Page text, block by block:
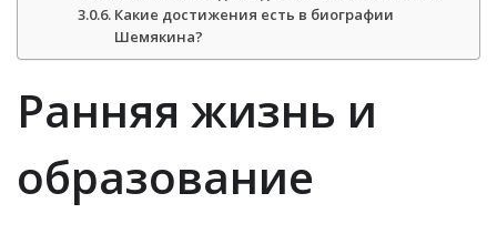
Какие достижения есть в биографии
Шемякина?
Ранняя жизнь и
образование